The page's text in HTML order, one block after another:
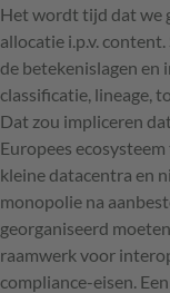
Het wordt tijd dat we
allocatie i.p.v.
de betekenislagen en
classificatie, lineage,
Dat zou impliceren
Europees
kleine datacentra en
monopolie na
georganiseerd
raamwerk voor
compliance-eisen.